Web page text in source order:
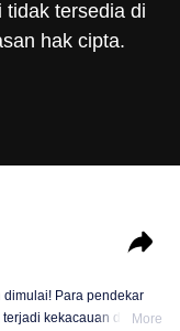
tidak tersedia di
hak cipta.
Para pendekar
kekacauan dalamMore